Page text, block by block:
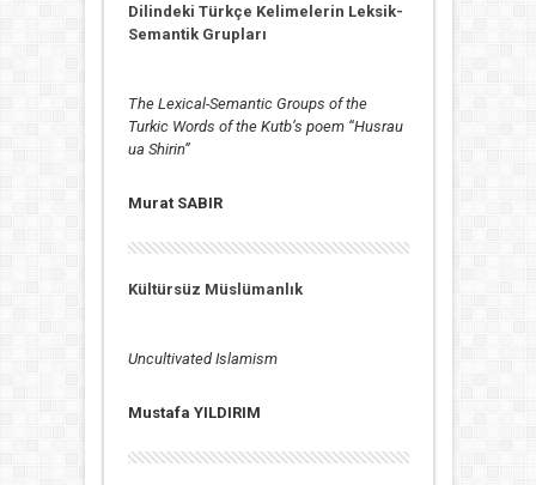
Dilindeki Türkçe Kelimelerin Leksik-
Semantik Grupları
The Lexical-Semantic Groups of the
Turkic Words of the Kutb’s poem “Husrau
ua Shirin”
Murat SABIR
Kültürsüz Müslümanlık
Uncultivated Islamism
Mustafa YILDIRIM